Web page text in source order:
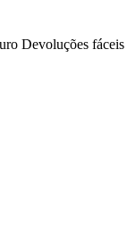
Devoluções fáceis